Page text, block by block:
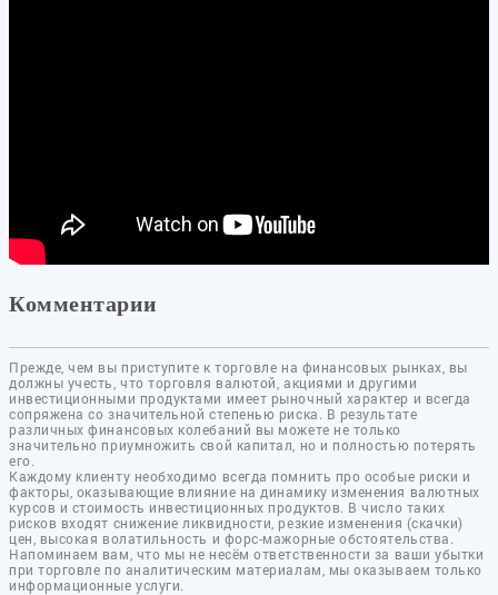
Комментарии
Прежде, чем вы приступите к торговле на финансовых рынках, вы
должны учесть, что торговля валютой, акциями и другими
инвестиционными продуктами имеет рыночный характер и всегда
сопряжена со значительной степенью риска. В результате
различных финансовых колебаний вы можете не только
значительно приумножить свой капитал, но и полностью потерять
его.
Каждому клиенту необходимо всегда помнить про особые риски и
факторы, оказывающие влияние на динамику изменения валютных
курсов и стоимость инвестиционных продуктов. В число таких
рисков входят снижение ликвидности, резкие изменения (скачки)
цен, высокая волатильность и форс-мажорные обстоятельства.
Напоминаем вам, что мы не несём ответственности за ваши убытки
при торговле по аналитическим материалам, мы оказываем только
информационные услуги.